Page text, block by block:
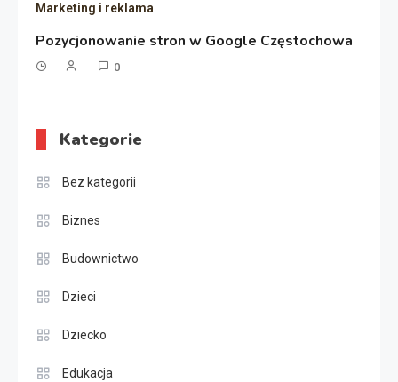
Marketing i reklama
Pozycjonowanie stron w Google Częstochowa
0
Kategorie
Bez kategorii
Biznes
Budownictwo
Dzieci
Dziecko
Edukacja